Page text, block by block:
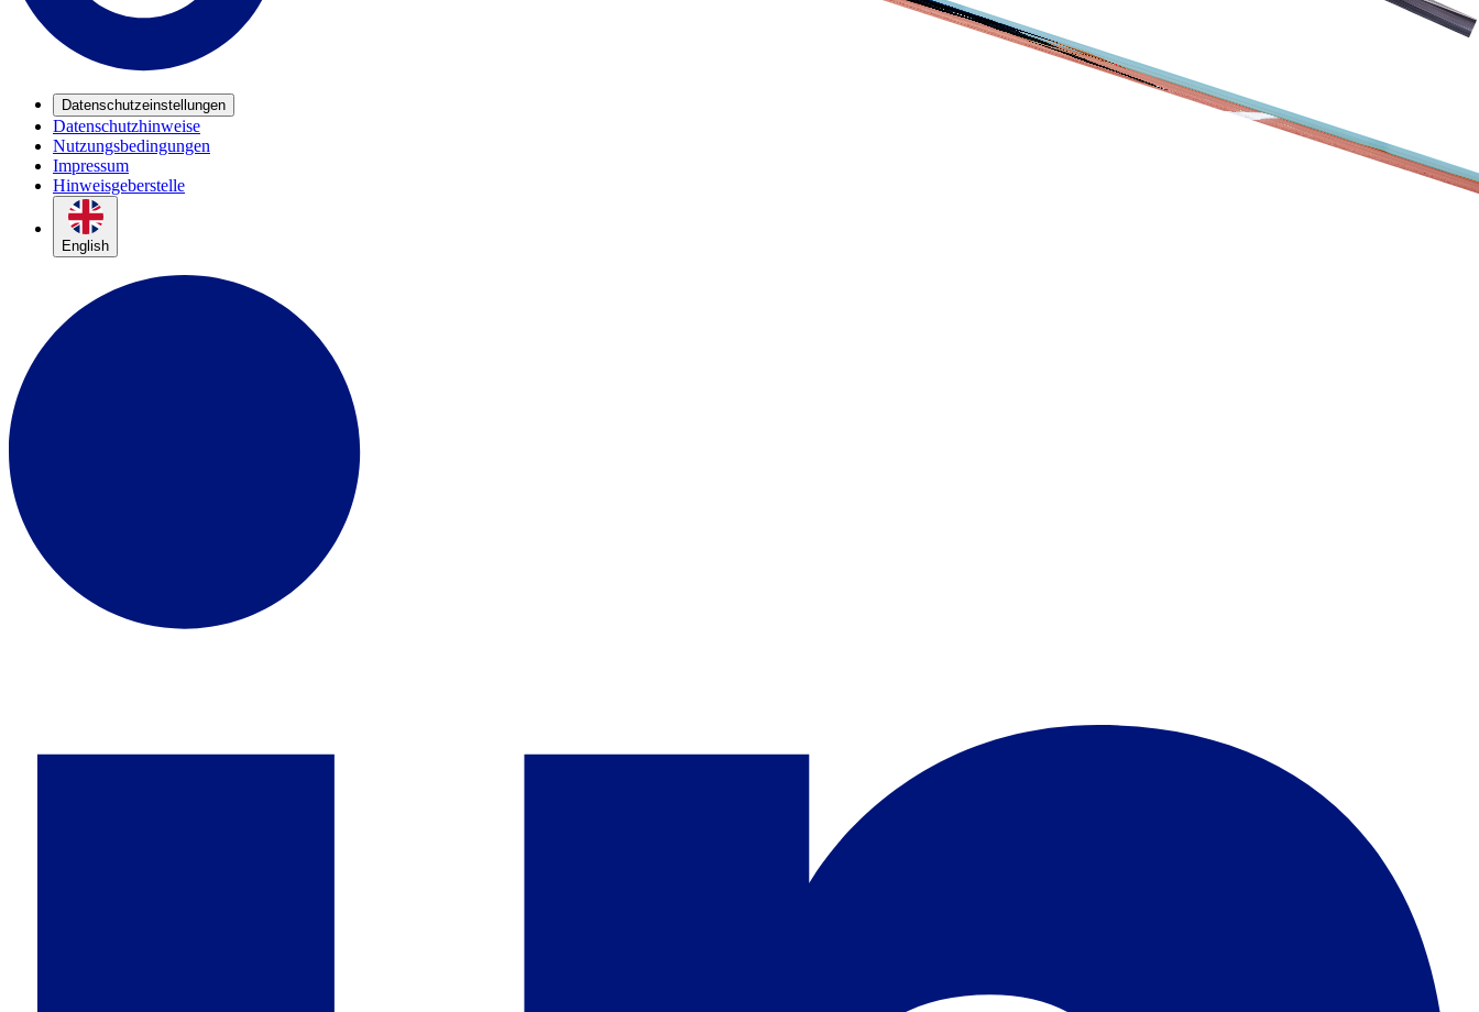
Datenschutzeinstellungen
Datenschutzhinweise
Nutzungsbedingungen
Impressum
Hinweisgeberstelle
English